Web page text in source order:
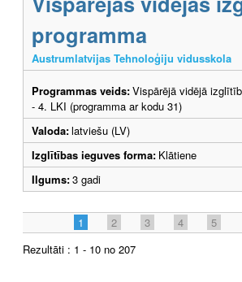
programma
Austrumlatvijas Tehnoloģiju vidusskola
Programmas veids:Vispārējā vidējā
- 4. LKI (programma ar kodu 31)
Valoda:latviešu (LV)
Izglītības ieguves forma: Klātiene
Ilgums:3 gadi
1 2 3 4 5
Rezultāti : 1 - 10 no 207